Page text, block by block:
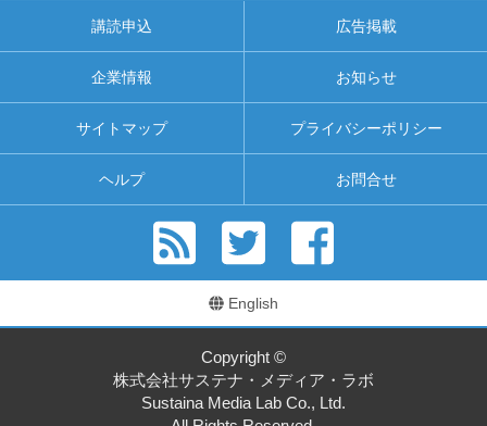
講読申込 広告掲載
企業情報 お知らせ
サイトマップ プライバシーポリシー
ヘルプ お問合せ
English
Copyright ©
株式会社サステナ・メディア・ラボ
Sustaina Media Lab Co., Ltd.